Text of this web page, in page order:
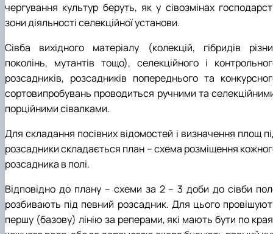
чергування культур беруть, як у сівозмінах
зони діяльності селекційної установи.
Сівба вихідного матеріалу (колекцій, гібридів
поколінь, мутантів тощо), селекційного і
розсадників, розсадників попереднього та
сортовипробувань проводиться ручними та
порційними сівалками.
Для складання посівних відомостей і визначення площ
розсадники складається план – схема розміщення
розсадника в полі.
Відповідно до плану – схеми за 2 – 3 доби до сівби
розбивають під певний розсадник. Для цього
першу (базову) лінію за реперами, які мають бути по